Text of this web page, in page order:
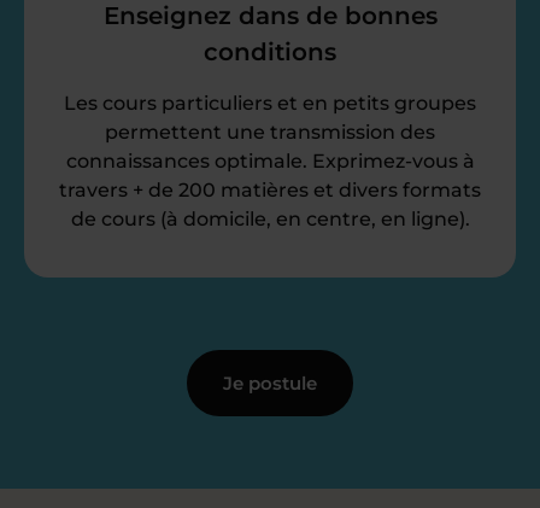
Enseignez dans de bonnes
conditions
Les cours particuliers et en petits groupes
permettent une transmission des
connaissances optimale. Exprimez-vous à
travers + de 200 matières et divers formats
de cours (à domicile, en centre, en ligne).
Je postule